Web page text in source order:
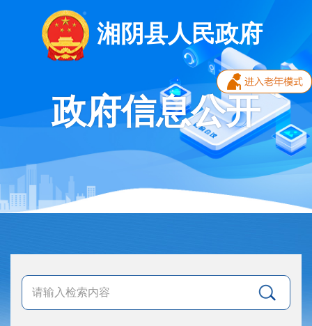
湘阴县人民政府
政府信息公开